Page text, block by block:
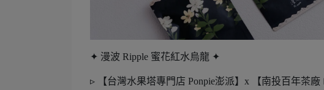
✦ 漫波 Ripple 蜜花紅水烏龍 ✦
▹ 【台灣水果塔專門店 Ponpie澎派】x 【南投百年茶